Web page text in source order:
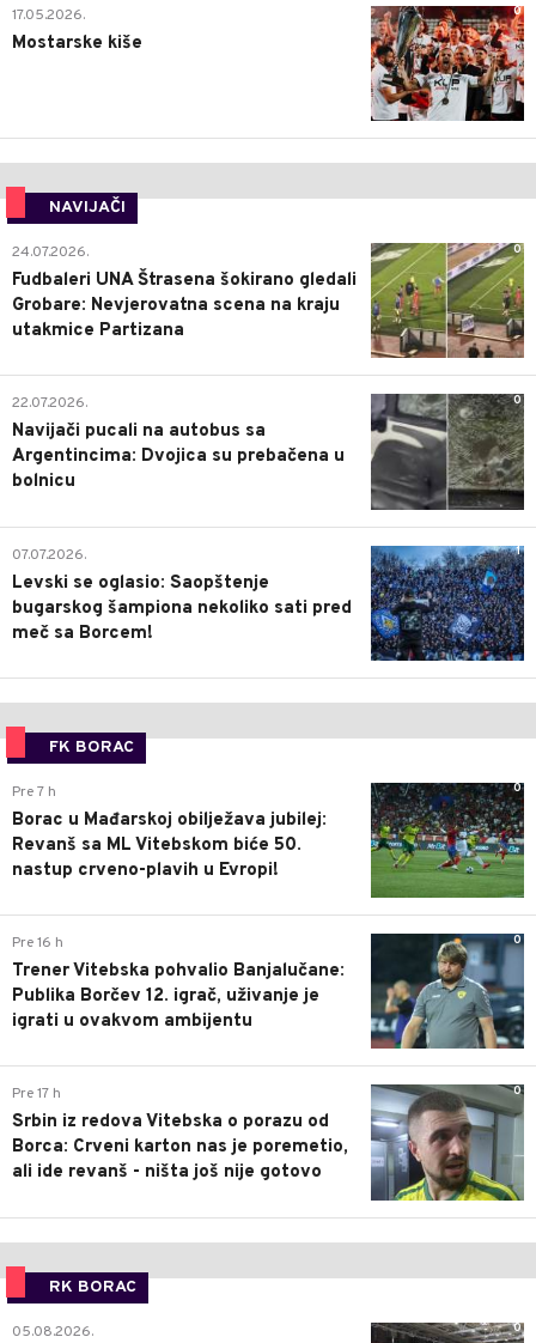
0
17.05.2026.
Mostarske kiše
NAVIJAČI
0
24.07.2026.
Fudbaleri UNA Štrasena šokirano gledali
Grobare: Nevjerovatna scena na kraju
utakmice Partizana
0
22.07.2026.
Navijači pucali na autobus sa
Argentincima: Dvojica su prebačena u
bolnicu
1
07.07.2026.
Levski se oglasio: Saopštenje
bugarskog šampiona nekoliko sati pred
meč sa Borcem!
FK BORAC
0
Pre 7 h
Borac u Mađarskoj obilježava jubilej:
Revanš sa ML Vitebskom biće 50.
nastup crveno-plavih u Evropi!
0
Pre 16 h
Trener Vitebska pohvalio Banjalučane:
Publika Borčev 12. igrač, uživanje je
igrati u ovakvom ambijentu
0
Pre 17 h
Srbin iz redova Vitebska o porazu od
Borca: Crveni karton nas je poremetio,
ali ide revanš - ništa još nije gotovo
RK BORAC
0
05.08.2026.